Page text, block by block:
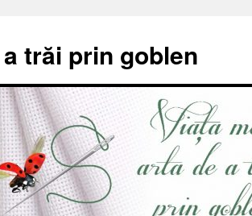
trăi prin goblen